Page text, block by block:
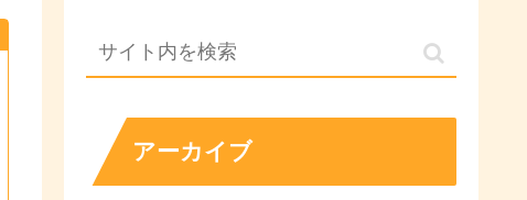
アーカイブ